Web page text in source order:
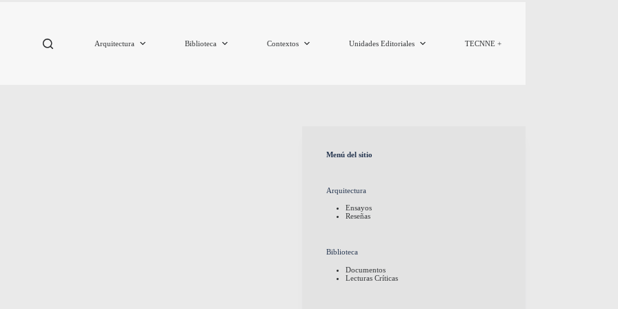
Arquitectura Biblioteca Contextos Unidades Editoriales TECNNE +
Menú del sitio
Arquitectura
Ensayos
Reseñas
Biblioteca
Documentos
Lecturas Críticas